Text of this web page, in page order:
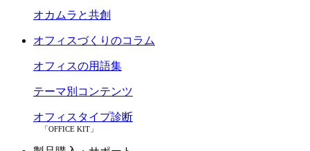
オカムラと共創
オフィスづくりのコラム
オフィスの用語集
テーマ別コンテンツ
オフィスタイプ診断
「OFFICE KIT」